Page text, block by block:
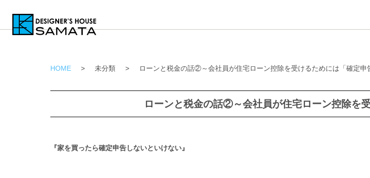
HOME > 未分類 > ローンと税金の話②～会社員が住宅ローン控除を受けるためには「確定申
ローンと税金の話②～会社員が住宅ローン控除を
『家を買ったら確定申告しないといけない』